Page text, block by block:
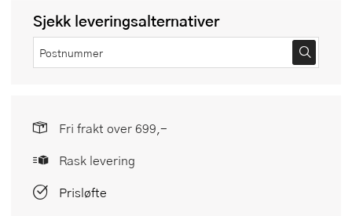
Sjekk leveringsalternativer
Fri frakt over 699,-
Rask levering
Prisløfte